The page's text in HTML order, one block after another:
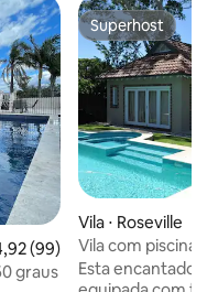
de uma avaliação média
(99)
graus
Superhost
Superhost
Vila ⋅ Roseville
Vila com piscina
independente -
Esta